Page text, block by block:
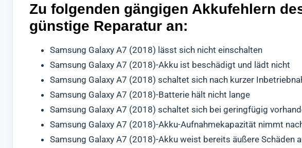
Zu folgenden gängigen Akkufehlern
günstige Reparatur an:
Samsung Galaxy A7 (2018) lässt sich nicht einschalten
Samsung Galaxy A7 (2018)-Akku ist beschädigt und lädt nicht
Samsung Galaxy A7 (2018) schaltet sich nach kurzer
Samsung Galaxy A7 (2018)-Batterie hält nicht lange
Samsung Galaxy A7 (2018) schaltet sich bei geringfügig
Samsung Galaxy A7 (2018)-Akku-Aufnahmekapazität nimmt
Samsung Galaxy A7 (2018)-Akku weist bereits äußere Schäden